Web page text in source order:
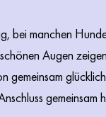
bei manchen
Augen
gemeinsam
gemeinsam